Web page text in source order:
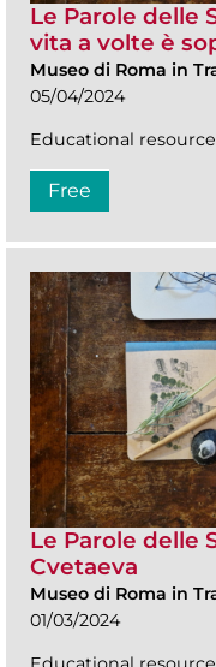
Le Parole delle
vita a volte è
Museo di Roma in
05/04/2024
Educational
Free
Le Parole delle
Cvetaeva
Museo di Roma in
01/03/2024